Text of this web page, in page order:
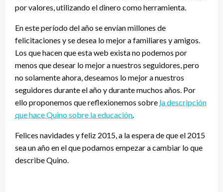
por valores, utilizando el dinero como herramienta.
En este período del año se envían millones de
felicitaciones y se desea lo mejor a familiares y amigos.
Los que hacen que esta web exista no podemos por
menos que desear lo mejor a nuestros seguidores, pero
no solamente ahora, deseamos lo mejor a nuestros
seguidores durante el año y durante muchos años. Por
ello proponemos que reflexionemos sobre la descripción
que hace Quino sobre la educación
Felices navidades y feliz 2015, a la espera de que el 2015
sea un año en el que podamos empezar a cambiar lo que
describe Quino.